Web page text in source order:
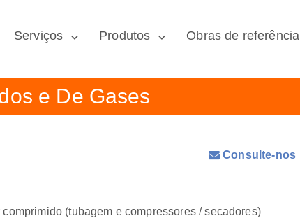
Serviços Produtos Obras de referência
e De Gases
Consulte-nos
comprimido (tubagem e compressores / secadores)